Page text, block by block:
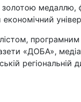
медаллю,
економічний
програмним
«ДОБА»,